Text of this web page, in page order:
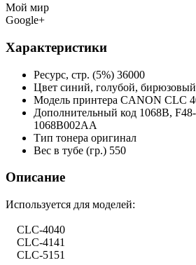
Мой мир
Google+
Характеристики
Ресурс, стр. (5%) 36000
Цвет синий, голубой,
Модель принтера CANON CLC
Дополнительный код 1068B,
1068B002AA
Тип тонера оригинал
Вес в тубе (гр.) 550
Описание
Используется для моделей:
CLC-4040
CLC-4141
CLC-5151